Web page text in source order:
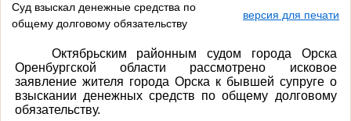
Суд взыскал денежные средства по
общему долговому обязательству
версия для печати
Октябрьским районным судом города Орска
Оренбургской области рассмотрено исковое
заявление жителя города Орска к бывшей супруге о
взыскании денежных средств по общему долговому
обязательству.